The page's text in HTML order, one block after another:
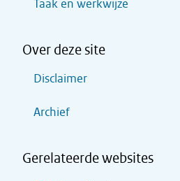
Taak en werkwijze
Over deze site
Disclaimer
Archief
Gerelateerde websites